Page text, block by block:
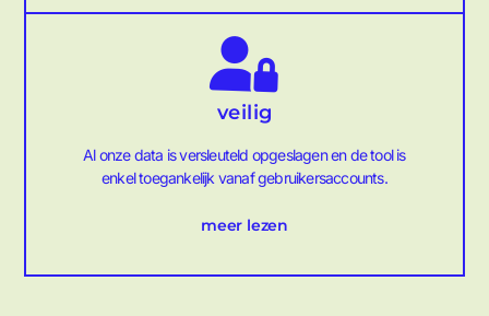
veilig
Al onze data is versleuteld opgeslagen en de tool is
enkel toegankelijk vanaf gebruikersaccounts.
meer lezen